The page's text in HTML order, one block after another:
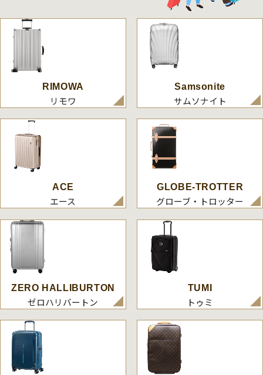
RIMOWA
リモワ
Samsonite
サムソナイト
ACE
エース
GLOBE-TROTTER
グローブ・トロッター
ZERO HALLIBURTON
ゼロハリバートン
TUMI
トゥミ